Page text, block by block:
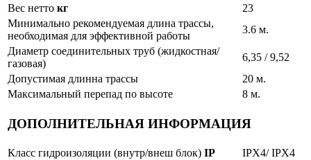
Вес нетто кг
23
Минимально рекомендуемая длина трассы,
необходимая для эффективной работы
3.6 м.
Диаметр соединительных труб (жидкостная/
газовая)
6,35 / 9,52
Допустимая длинна трассы
20 м.
Максимальный перепад по высоте
8 м.
ДОПОЛНИТЕЛЬНАЯ ИНФОРМАЦИЯ
Класс гидроизоляции (внутр/внеш блок) IP
IPX4/ IPX4